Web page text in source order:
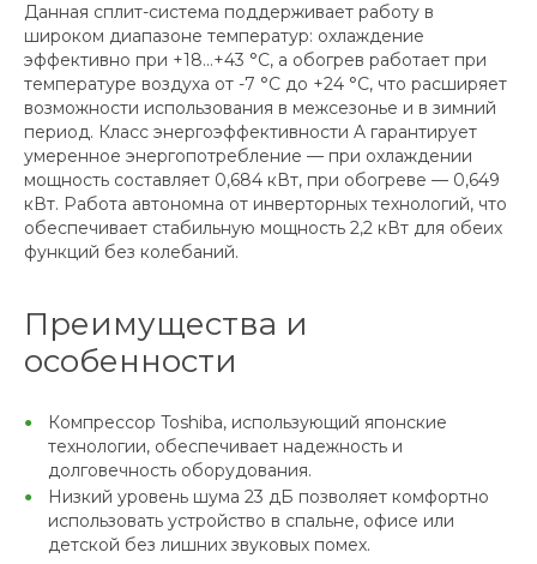
Данная сплит-система поддерживает работу в
широком диапазоне температур: охлаждение
эффективно при +18…+43 °C, а обогрев работает при
температуре воздуха от -7 °C до +24 °C, что расширяет
возможности использования в межсезонье и в зимний
период. Класс энергоэффективности A гарантирует
умеренное энергопотребление — при охлаждении
мощность составляет 0,684 кВт, при обогреве — 0,649
кВт. Работа автономна от инверторных технологий, что
обеспечивает стабильную мощность 2,2 кВт для обеих
функций без колебаний.
Преимущества и
особенности
Компрессор Toshiba, использующий японские
технологии, обеспечивает надежность и
долговечность оборудования.
Низкий уровень шума 23 дБ позволяет комфортно
использовать устройство в спальне, офисе или
детской без лишних звуковых помех.